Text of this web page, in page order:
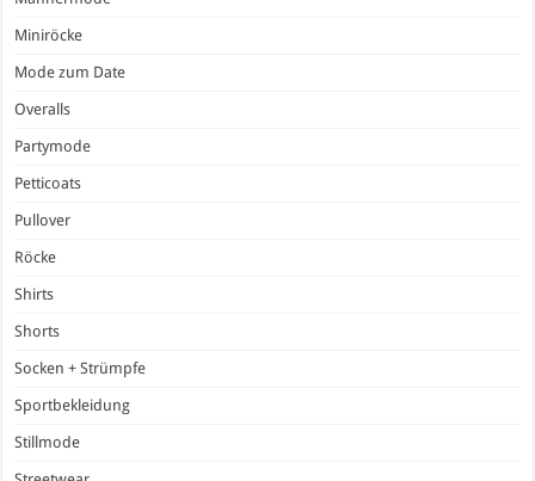
Miniröcke
Mode zum Date
Overalls
Partymode
Petticoats
Pullover
Röcke
Shirts
Shorts
Socken + Strümpfe
Sportbekleidung
Stillmode